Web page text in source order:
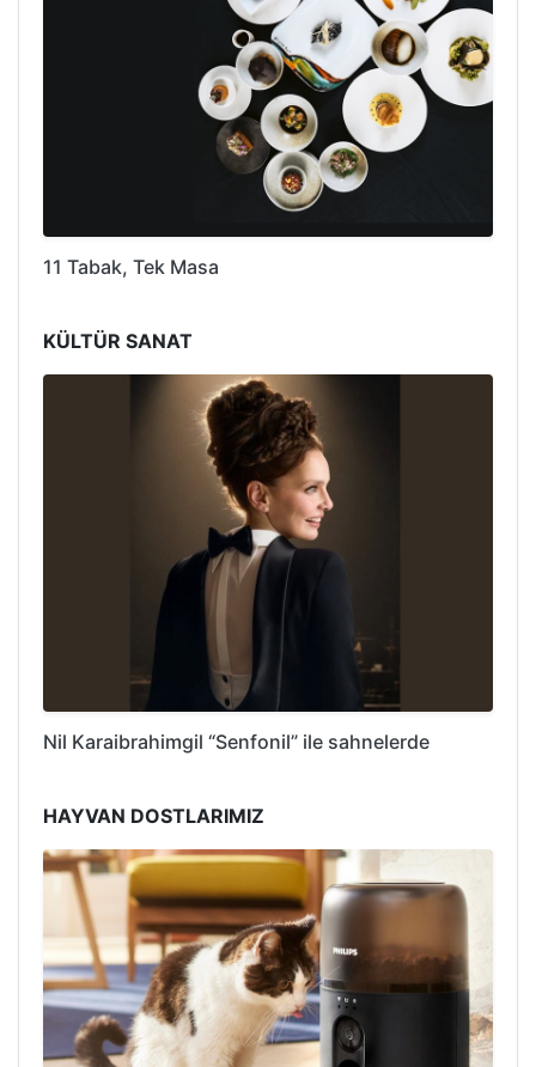
11 Tabak, Tek Masa
KÜLTÜR SANAT
Nil Karaibrahimgil “Senfonil” ile sahnelerde
HAYVAN DOSTLARIMIZ